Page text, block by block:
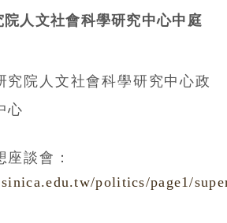
院人文社會科學研究中心中庭
究院人文社會科學研究中心政
心
談會：
politics/page1/